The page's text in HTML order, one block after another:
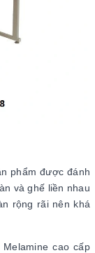
phẩm được đánh
và ghế liền nhau
rộng rãi nên khá
cao cấp